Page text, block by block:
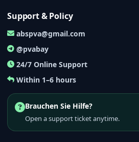
Support & Policy
abspva@gmail.com
@pvabay
24/7 Online Support
Within 1–6 hours
Brauchen Sie Hilfe?
Open a support ticket anytime.